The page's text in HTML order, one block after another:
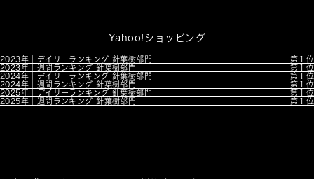
Yahoo!ショッピング
2023年｜デイリーランキング 針葉樹部門
第１位
2023年｜週間ランキング 針葉樹部門
第１位
2024年｜デイリーランキング 針葉樹部門
第１位
2024年｜週間ランキング 針葉樹部門
第１位
2025年｜デイリーランキング 針葉樹部門
第１位
2025年｜週間ランキング 針葉樹部門
第１位